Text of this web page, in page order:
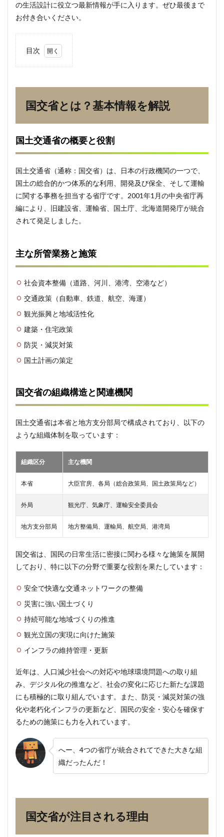
の生活設計に役立つ最新情報が手に入ります。ぜひ最後まで
お付き合いください。
目次
基本
情報
1.1
国土
省の
概要
と役
割
1.2
主な
と施
策
国交
省の
組織
構造
連機
関
2
国交
され
る理
2.1
国土
広範
な所
重要
性を
増す
災・
イン
フラ
未来
志向
の政
策展
国交
省の
詳細
な分
3.1
交通
省の
主要
な役
3.2
国交
国交省とは？基本情報を解説
国土交通省の概要と役割
国土交通省（通称：国交省）は、日本の行政機関の一つで、
国土の総合的かつ体系的な利用、開発及び保全、そして運輸
に関する事務を担当する省庁です。2001年1月の中央省庁再
編により、旧建設省、運輸省、国土庁、北海道開発庁が統合
されて発足しました。
主な所管業務と施策
社会資本整備（道路、河川、港湾、空港など）
交通政策（自動車、鉄道、航空、海運）
観光振興と地域活性化
建築・住宅政策
防災・減災対策
国土計画の策定
国交省の組織構造と関連機関
国土交通省は本省と地方支分部局で構成されており、以下の
ような組織体制を取っています：
組織区分 主な機関
本省 大臣官房、各局（総合政策局、国土政策局など）
外局 観光庁、気象庁、運輸安全委員会
地方支分部局 地方整備局、運輸局、航空局、港湾局
国交省は、国民の日常生活に密接に関わる様々な施策を展開
しており、特に以下の分野で重要な役割を果たしています：
安全で快適な交通ネットワークの整備
災害に強い国土づくり
持続可能な地域づくりの推進
観光立国の実現に向けた施策
インフラの維持管理・更新
近年は、人口減少社会への対応や地球環境問題への取り組
み、デジタル化の推進など、社会の変化に応じた新たな課題
にも積極的に取り組んでいます。また、防災・減災対策の強
化や老朽化インフラの更新など、国民の安全・安心を確保す
るための施策にも力を入れています。
へー、4つの省庁が統合されてできた大きな組
織だったんだ！
国交省が注目される理由